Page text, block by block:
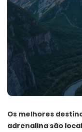
Os melhores
adrenalina são